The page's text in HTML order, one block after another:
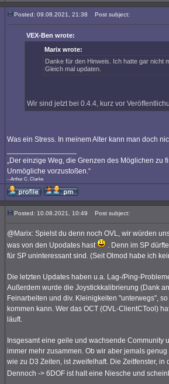
Posted: 09.08.2021, 21:38 Post subject:
VEX-Ben wrote:
Marix wrote:
Danke für den Hinweis. Ich hatte gar nicht
Gleich mal updaten.
Wir sind jetzt bei 0.4.4, kurz vor
Was ein Stress. In meinem Alter kann man doch
„Der einzige Weg, die Grenzen des Möglichen
Unmögliche vorzustoßen.“
--Arthur C. Clarke
Posted: 10.08.2021, 10:49 Post subject:
@Marix: Spielst du denn noch OVL, wir würden
was von den Upodates hast
. Denn im SP
für SP uninteressant sind. (Seit Olmod habe ich
Die letzten Updates haben u.a. Lag-/Ping-
Außerdem wurde die Joystickkalibrierung (Dank
Feinarbeiten und div. Kleinigkeiten "unterwegs",
kommen kann. Wer das OCT (OVL-ClientCTool)
läuft.
Insgesamt eine geile und wachsende
immer mehr zusammen. Ob wir aber jemals
wie zu D3 Zeiten, ist zweifelhaft. Die Zeitfenster,
Dennoch -> 6DOF ist halt eine Niesche und